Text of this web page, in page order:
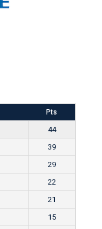
Pts
44
39
29
22
21
15